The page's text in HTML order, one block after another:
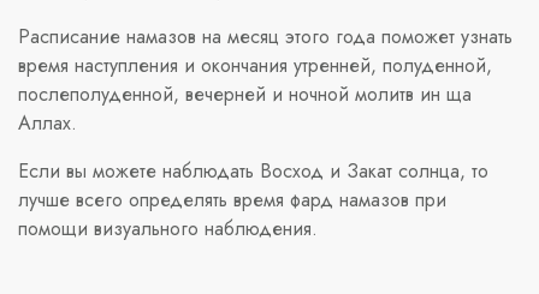
Расписание намазов на месяц этого года поможет узнать
время наступления и окончания утренней, полуденной,
послеполуденной, вечерней и ночной молитв ин ща
Аллах.
Если вы можете наблюдать Восход и Закат солнца, то
лучше всего определять время фард намазов при
помощи визуального наблюдения.